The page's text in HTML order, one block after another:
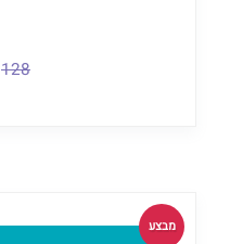
128
מבצע